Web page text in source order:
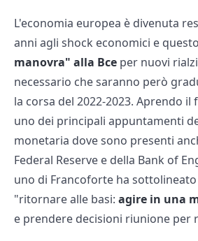
L'economia europea è divenuta
anni agli shock economici e
manovra" alla Bce per nuovi
necessario che saranno però
la corsa del 2022-2023. Aprendo il
uno dei principali appuntamenti
monetaria dove sono presenti
Federal Reserve e della Bank of
uno di Francoforte ha
"ritornare alle basi: agire in una
e prendere decisioni riunione per